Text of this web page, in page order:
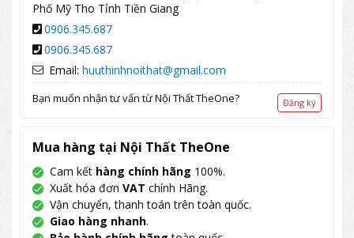
Phố Mỹ Tho Tỉnh Tiền Giang
0906.345.687
0906.345.687
Email: huuthinhnoithat@gmail.com
Bạn muốn nhận tư vấn từ Nội Thất TheOne? Đăng ký
Mua hàng tại Nội Thất TheOne
Cam kết hàng chính hãng 100%.
Xuất hóa đơn VAT chính Hãng.
Vận chuyển, thanh toán trên toàn quốc.
Giao hàng nhanh.